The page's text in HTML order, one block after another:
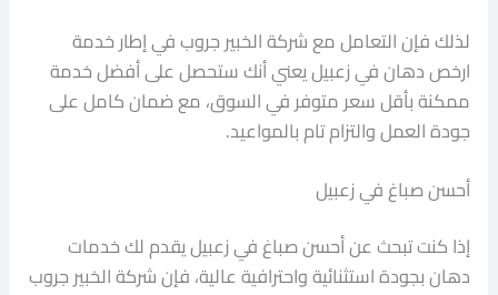
لذلك فإن التعامل مع شركة الخبير جروب في إطار خدمة
ارخص دهان في زعبيل يعني أنك ستحصل على أفضل خدمة
ممكنة بأقل سعر متوفر في السوق، مع ضمان كامل على
جودة العمل والتزام تام بالمواعيد.
أحسن صباغ في زعبيل
إذا كنت تبحث عن أحسن صباغ في زعبيل يقدم لك خدمات
دهان بجودة استثنائية واحترافية عالية، فإن شركة الخبير جروب